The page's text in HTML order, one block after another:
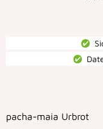
pacha-maia Urbrot